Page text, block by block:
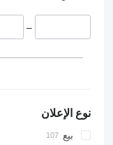
PK 32080
PK 36002
إستونيا
ليتوانيا
–
نوع الإعلان
بيع